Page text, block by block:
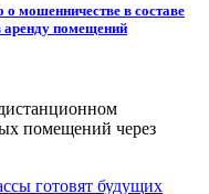
мошенничестве в составе
аренду помещений
помещений через